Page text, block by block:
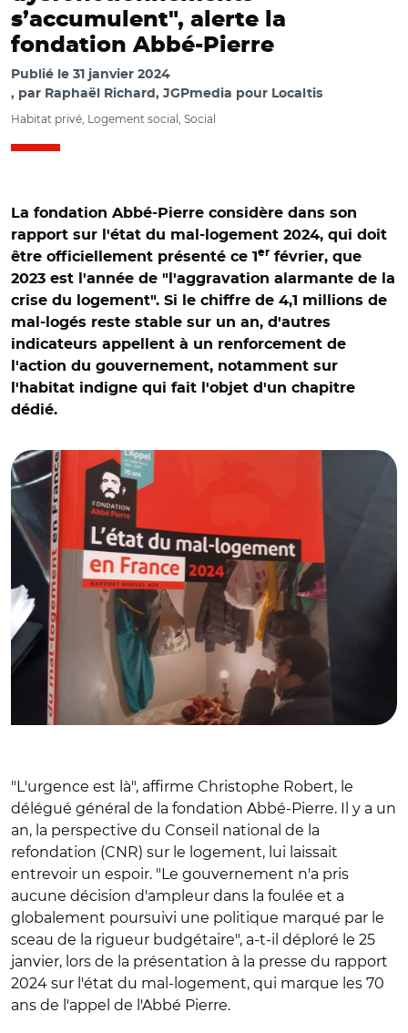
s’accumulent", alerte la
fondation Abbé-Pierre
Publié le 31 janvier 2024
par Raphaël Richard, JGPmedia pour Localtis
Habitat privé, Logement social, Social
La fondation Abbé-Pierre considère dans son
rapport sur l'état du mal-logement 2024, qui doit
être officiellement présenté ce 1 er février, que
2023 est l'année de "l'aggravation alarmante de la
crise du logement". Si le chiffre de 4,1 millions de
mal-logés reste stable sur un an, d'autres
indicateurs appellent à un renforcement de
l'action du gouvernement, notamment sur
l'habitat indigne qui fait l'objet d'un chapitre
dédié.
"L'urgence est là", affirme Christophe Robert, le
délégué général de la fondation Abbé-Pierre. Il y a un
an, la perspective du Conseil national de la
refondation (CNR) sur le logement, lui laissait
entrevoir un espoir. "Le gouvernement n'a pris
aucune décision d'ampleur dans la foulée et a
globalement poursuivi une politique marqué par le
sceau de la rigueur budgétaire", a-t-il déploré le 25
janvier, lors de la présentation à la presse du rapport
2024 sur l'état du mal-logement, qui marque les 70
ans de l'appel de l'Abbé Pierre.